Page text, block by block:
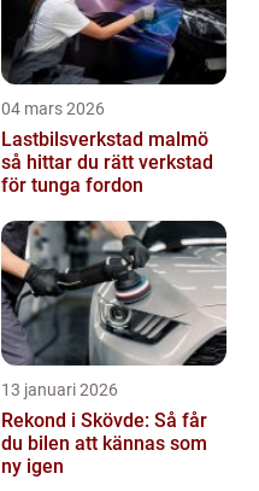
04 mars 2026
Lastbilsverkstad malmö
så hittar du rätt verkstad
för tunga fordon
13 januari 2026
Rekond i Skövde: Så får
du bilen att kännas som
ny igen